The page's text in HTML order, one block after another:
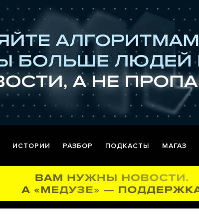
ИСТОРИИ РАЗБОР ПОДКАСТЫ МАГАЗ